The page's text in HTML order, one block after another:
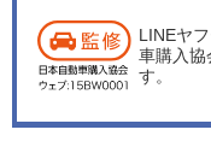
LINEヤ
車購入協
す。